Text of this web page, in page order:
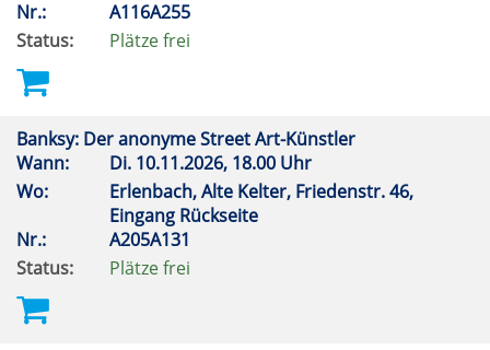
Nr.:
A116A255
Status:
Plätze frei
Banksy: Der anonyme Street Art-Künstler
Wann:
Di. 10.11.2026, 18.00 Uhr
Wo:
Erlenbach, Alte Kelter, Friedenstr. 46,
Eingang Rückseite
Nr.:
A205A131
Status:
Plätze frei